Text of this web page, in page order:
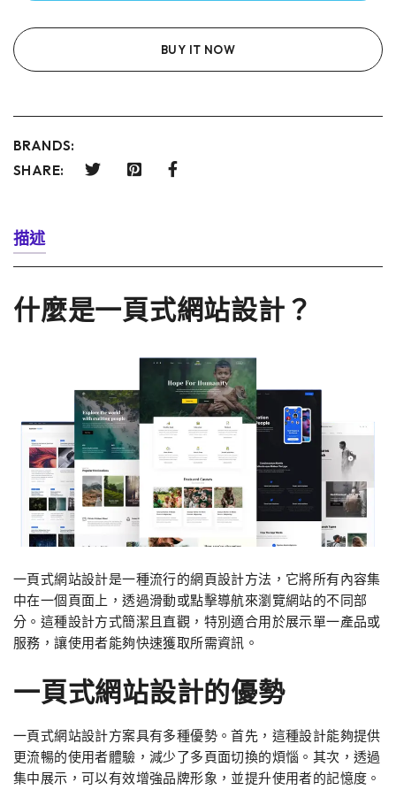
BUY IT NOW
BRANDS:
SHARE:
描述
什麼是一頁式網站設計？
一頁式網站設計是一種流行的網頁設計方法，它將所有內容集
中在一個頁面上，透過滑動或點擊導航來瀏覽網站的不同部
分。這種設計方式簡潔且直觀，特別適合用於展示單一產品或
服務，讓使用者能夠快速獲取所需資訊。
一頁式網站設計的優勢
一頁式網站設計方案具有多種優勢。首先，這種設計能夠提供
更流暢的使用者體驗，減少了多頁面切換的煩惱。其次，透過
集中展示，可以有效增強品牌形象，並提升使用者的記憶度。